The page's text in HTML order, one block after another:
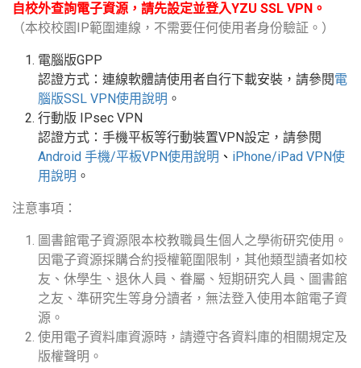
自校外查詢電子資源，請先設定並登入YZU SSL VPN。
（本校校園IP範圍連線，不需要任何使用者身份驗証。）
電腦版GPP
認證方式：連線軟體請使用者自行下載安裝，請參閱電
腦版SSL VPN使用說明 。
行動版
IPsec VPN
認證方式：手機平板等行動裝置VPN設定 ，請參閱
Android 手機/平板VPN使用說明 、 iPhone/iPad VPN使
用說明 。
注意事項：
圖書館電子資源限本校教職員生個人之學術研究使用。
因電子資源採購合約授權範圍限制，其他類型讀者如校
友、休學生、退休人員、眷屬、短期研究人員、圖書館
之友、準研究生等身分讀者，無法登入使用本館電子資
源。
使用電子資料庫資源時，請遵守各資料庫的相關規定及
版權聲明。